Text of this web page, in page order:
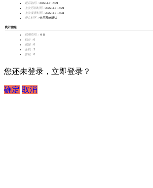
最后访问： 2022-4-7 15:21
上次活动时间： 2022-4-7 15:21
上次发表时间： 2022-4-7 15:31
所在时区： 使用系统默认
统计信息
已用空间：
0 B
积分： 6
威望： 0
金钱： 5
贡献： 0
您还未登录，立即登录？
确定 取消